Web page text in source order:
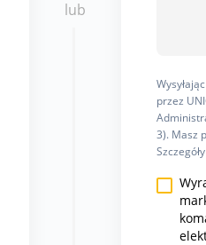
lub
przez
3). Masz